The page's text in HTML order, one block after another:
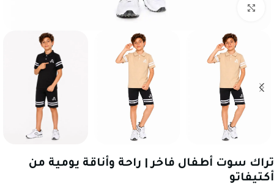
تراك سوت أطفال فاخر | راحة وأناقة يومية من
أكتيفاتو